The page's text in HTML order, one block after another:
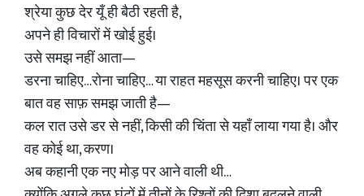
श्रेया कुछ देर यूँ ही बैठी रहती है,
अपने ही विचारों में खोई हुई।
उसे समझ नहीं आता—
डरना चाहिए…रोना चाहिए… या राहत महसूस करनी चाहिए। पर एक
बात वह साफ़ समझ जाती है—
कल रात उसे डर से नहीं, किसी की चिंता से यहाँ लाया गया है। और
वह कोई था, करण।
अब कहानी एक नए मोड़ पर आने वाली थी…